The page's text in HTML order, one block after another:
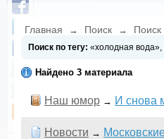
Главная → Поиск → Поиск
Поиск по тегу: «холодная вода»,
Найдено 3 материала
Наш юмор → И снова
Новости →